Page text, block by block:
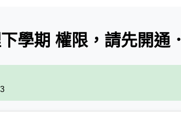
學期 權限，請先開通．